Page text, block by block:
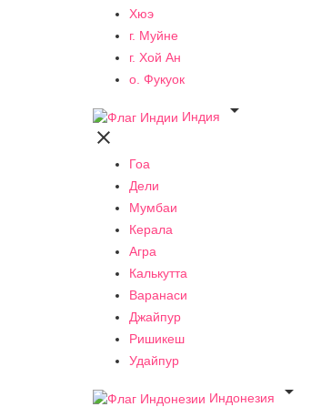
Хюэ
г. Муйне
г. Хой Ан
о. Фукуок
Индия


Гоа
Дели
Мумбаи
Керала
Агра
Калькутта
Варанаси
Джайпур
Ришикеш
Удайпур
Индонезия
